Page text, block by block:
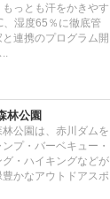
もっとも汗をかきやす
湿度65％に徹底管
連携のプログラム開
..
林公園
公園は、赤川ダムを
プ・バーベキュー・
・ハイキングなどが
かなアウトドアスポ